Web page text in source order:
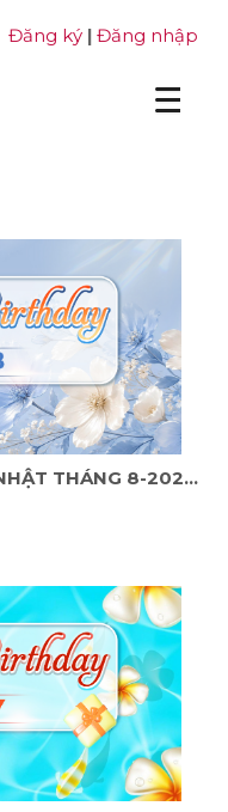
Đăng ký | Đăng nhập
THÔNG BÁO QUÀ TẶNG SINH NHẬT THÁNG 8-2026 DÀNH CHO KHÁCH HÀNG TẠI NPP